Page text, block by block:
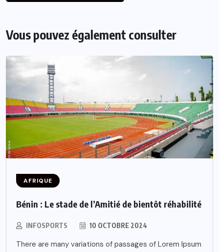
Vous pouvez également consulter
AFRIQUE
Bénin : Le stade de l’Amitié de bientôt réhabilité
INFOSPORTS 10 OCTOBRE 2024
There are many variations of passages of Lorem Ipsum